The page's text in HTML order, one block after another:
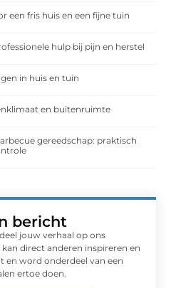
een fris huis en een fijne tuin
hulp bij pijn en herstel
in huis en tuin
en buitenruimte
gereedschap: praktisch
bericht
jouw verhaal op ons
direct anderen inspireren en
en word onderdeel van een
ertoe doen.